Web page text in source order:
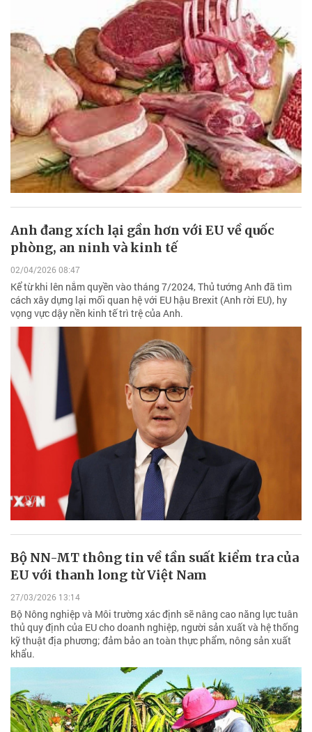
Anh đang xích lại gần hơn với EU về quốc
phòng, an ninh và kinh tế
02/04/2026 08:47
Kể từ khi lên nắm quyền vào tháng 7/2024, Thủ tướng Anh đã tìm
cách xây dựng lại mối quan hệ với EU hậu Brexit (Anh rời EU), hy
vọng vực dậy nền kinh tế trì trệ của Anh.
Bộ NN-MT thông tin về tần suất kiểm tra của
EU với thanh long từ Việt Nam
27/03/2026 13:14
Bộ Nông nghiệp và Môi trường xác định sẽ nâng cao năng lực tuân
thủ quy định của EU cho doanh nghiệp, người sản xuất và hệ thống
kỹ thuật địa phương; đảm bảo an toàn thực phẩm, nông sản xuất
khẩu.